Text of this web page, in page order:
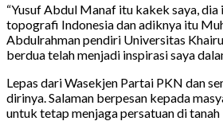
“Yusuf Abdul Manaf itu kakek saya, dia
topografi Indonesia dan adiknya itu
Abdulrahman pendiri Universitas
berdua telah menjadi inspirasi saya
Lepas dari Wasekjen Partai PKN dan
dirinya. Salaman berpesan kepada
untuk tetap menjaga persatuan di